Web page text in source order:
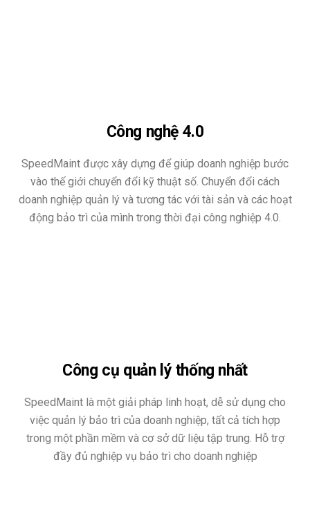
Công nghệ 4.0
SpeedMaint được xây dựng để giúp doanh nghiệp bước
vào thế giới chuyển đổi kỹ thuật số. Chuyển đổi cách
doanh nghiệp quản lý và tương tác với tài sản và các hoạt
động bảo trì của mình trong thời đại công nghiệp 4.0.
Công cụ quản lý thống nhất
SpeedMaint là một giải pháp linh hoạt, dễ sử dụng cho
việc quản lý bảo trì của doanh nghiệp, tất cả tích hợp
trong một phần mềm và cơ sở dữ liệu tập trung. Hỗ trợ
đầy đủ nghiệp vụ bảo trì cho doanh nghiệp